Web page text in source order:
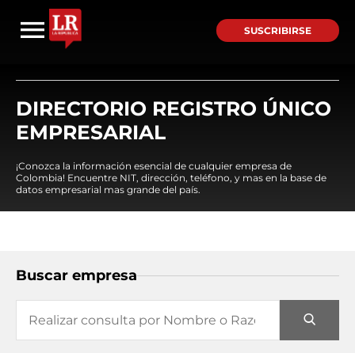
SUSCRIBIRSE
DIRECTORIO REGISTRO ÚNICO
EMPRESARIAL
¡Conozca la información esencial de cualquier empresa de
Colombia! Encuentre NIT, dirección, teléfono, y mas en la base de
datos empresarial mas grande del país.
Buscar empresa